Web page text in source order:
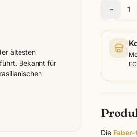
ältesten
Bekannt für
− 1
Die Faber-